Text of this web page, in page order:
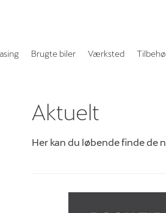
Brugte biler Værksted
Aktuelt
Her kan du løbende finde de